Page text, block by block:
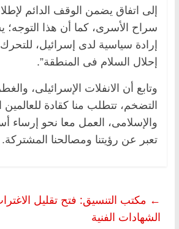
إلى اتفاق يضمن الوقف الدائم
سراح الأسرى، كما أن هذا
إرادة سياسية لدى إسرائيل،
إحلال السلام فى المنطقة”.
وتابع أن الانفلات الإسرائيلى،
التضخم، تتطلب منا كقادة للعالمين
والإسلامى، العمل معا نحو إرساء
تعبر عن رؤيتنا ومصالحنا المشتركة.
← مكتب التنسيق: فتح تقليل
الشهادات الفنية